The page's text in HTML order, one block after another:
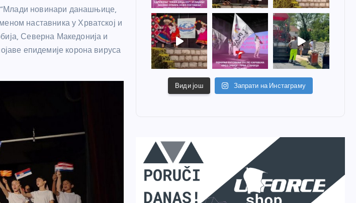
новинари данашњице,
наставника у Хрватској и
Северна Македонија и
епидемије корона вируса
Види још Запрати на Инстаграму